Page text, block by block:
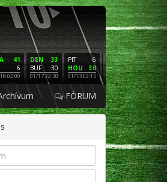
41
6
02:00
33
DEN
30
BUF
01/17 22:30
6
PIT
30
HOU
01/13 02:15
16
NE
3
LAC
01/12 02:00
PHI
SF
01/11
FÓRUM